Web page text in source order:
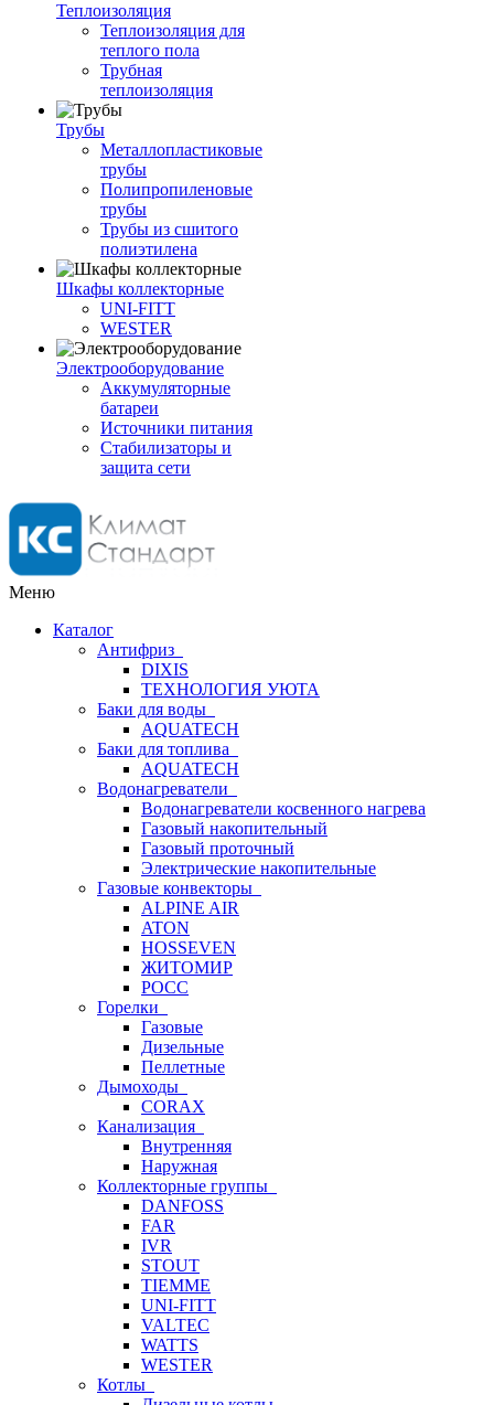
Теплоизоляция
Теплоизоляция для
теплого пола
Трубная
теплоизоляция
Трубы
Металлопластиковые
трубы
Полипропиленовые
трубы
Трубы из сшитого
полиэтилена
Шкафы коллекторные
UNI-FITT
WESTER
Электрооборудование
Аккумуляторные
батареи
Источники питания
Стабилизаторы и
защита сети
Меню
Каталог
Антифриз
DIXIS
ТЕХНОЛОГИЯ УЮТА
Баки для воды
AQUATECH
Баки для топлива
AQUATECH
Водонагреватели
Водонагреватели косвенного нагрева
Газовый накопительный
Газовый проточный
Электрические накопительные
Газовые конвекторы
ALPINE AIR
ATON
HOSSEVEN
ЖИТОМИР
РОСС
Горелки
Газовые
Дизельные
Пеллетные
Дымоходы
CORAX
Канализация
Внутренняя
Наружная
Коллекторные группы
DANFOSS
FAR
IVR
STOUT
TIEMME
UNI-FITT
VALTEC
WATTS
WESTER
Котлы